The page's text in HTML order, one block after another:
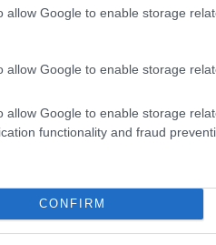
allow Google to enable storage
allow Google to enable storage
allow Google to enable storage
functionality and fraud
CONFIRM
2026), mentre
abbattendo del 45%
casi evidenziano che l’AI
volumi.